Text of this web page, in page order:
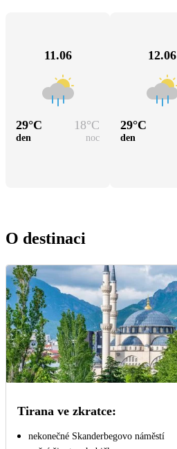
11.06
29°C 18°C
den noc
12.06
29°C
den
O destinaci
Tirana ve zkratce:
nekonečné Skanderbegovo náměstí